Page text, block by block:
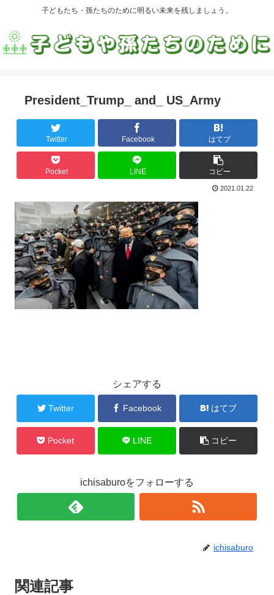
子どもたち・孫たちのために明るい未来を残しましょう。
President_Trump_ and_ US_Army
Twitter Facebook はてブ
Pocket LINE コピー
2021.01.22
シェアする
Twitter Facebook はてブ
Pocket LINE コピー
ichisaburoをフォローする
ichisaburo
関連記事